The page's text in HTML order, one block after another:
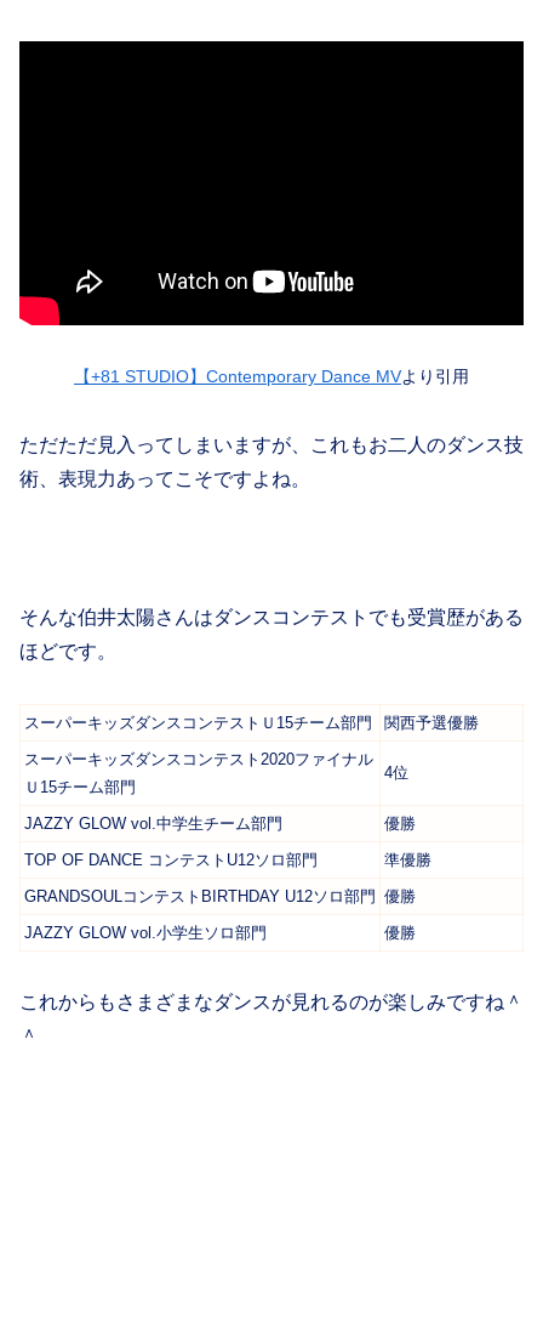
【+81 STUDIO】Contemporary Dance MVより引用
ただただ見入ってしまいますが、これもお二人のダンス技
術、表現力あってこそですよね。
そんな伯井太陽さんはダンスコンテストでも受賞歴がある
ほどです。
スーパーキッズダンスコンテストＵ15チーム部門
関西予選優勝
スーパーキッズダンスコンテスト2020ファイナル
Ｕ15チーム部門
4位
JAZZY GLOW vol.中学生チーム部門
優勝
TOP OF DANCE コンテストU12ソロ部門
準優勝
GRANDSOULコンテストBIRTHDAY U12ソロ部門 優勝
JAZZY GLOW vol.小学生ソロ部門
優勝
これからもさまざまなダンスが見れるのが楽しみですね＾
＾